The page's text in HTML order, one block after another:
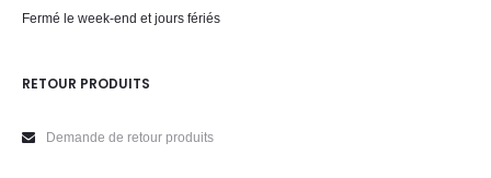
Fermé le week-end et jours fériés
RETOUR PRODUITS
Demande de retour produits